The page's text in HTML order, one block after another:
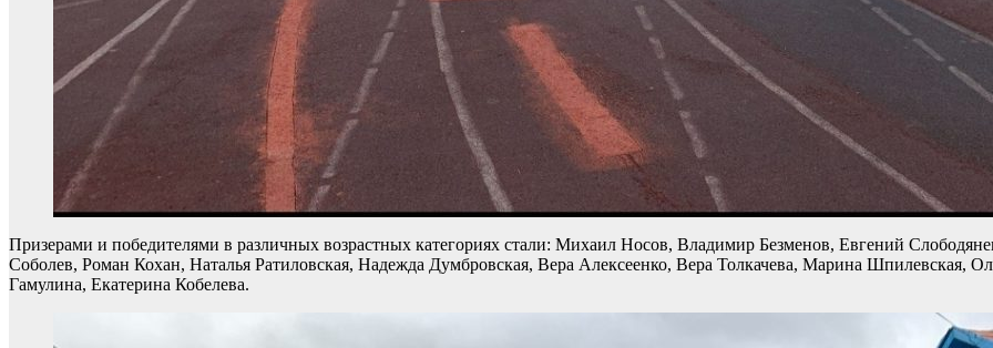
Призерами и победителями в различных возрастных категориях стали: Михаил Носов, Владимир Безменов, Евгений
Соболев, Роман Кохан, Наталья Ратиловская, Надежда Думбровская, Вера Алексеенко, Вера Толкачева, Марина Шпилевская,
Гамулина, Екатерина Кобелева.